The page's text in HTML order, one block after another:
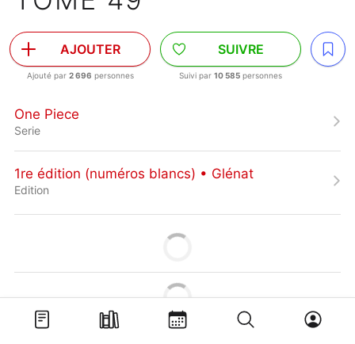
AJOUTER
Ajouté par 2 696 personnes
SUIVRE
Suivi par 10 585 personnes
One Piece
Serie
1re édition (numéros blancs) • Glénat
Edition